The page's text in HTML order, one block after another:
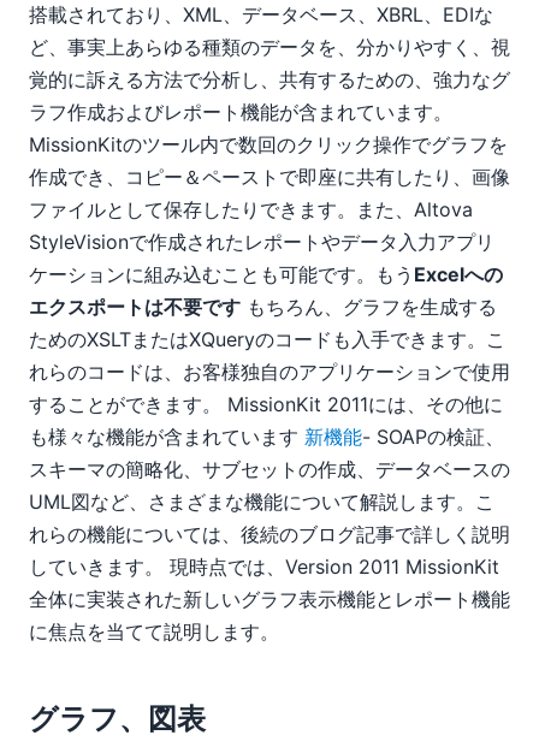
搭載されており、XML、データベース、XBRL、EDIな
ど、事実上あらゆる種類のデータを、分かりやすく、視
覚的に訴える方法で分析し、共有するための、強力なグ
ラフ作成およびレポート機能が含まれています。
MissionKitのツール内で数回のクリック操作でグラフを
作成でき、コピー＆ペーストで即座に共有したり、画像
ファイルとして保存したりできます。また、Altova
StyleVisionで作成されたレポートやデータ入力アプリ
ケーションに組み込むことも可能です。もう Excelへの
エクスポートは不要です もちろん、グラフを生成する
ためのXSLTまたはXQueryのコードも入手できます。こ
れらのコードは、お客様独自のアプリケーションで使用
することができます。 MissionKit 2011には、その他に
も様々な機能が含まれています 新機能- SOAPの検証、
スキーマの簡略化、サブセットの作成、データベースの
UML図など、さまざまな機能について解説します。こ
れらの機能については、後続のブログ記事で詳しく説明
していきます。 現時点では、Version 2011 MissionKit
全体に実装された新しいグラフ表示機能とレポート機能
に焦点を当てて説明します。
グラフ、図表